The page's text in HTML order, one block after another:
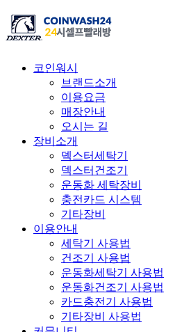
코인워시
브랜드소개
이용요금
매장안내
오시는 길
장비소개
덱스터세탁기
덱스터건조기
운동화 세탁장비
충전카드 시스템
기타장비
이용안내
세탁기 사용법
건조기 사용법
운동화세탁기 사용법
운동화건조기 사용법
카드충전기 사용법
기타장비 사용법